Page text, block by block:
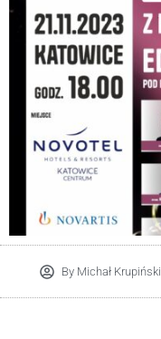
ByMichał Krupiński